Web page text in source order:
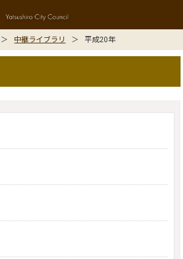
中継ライブラリ 平成20年